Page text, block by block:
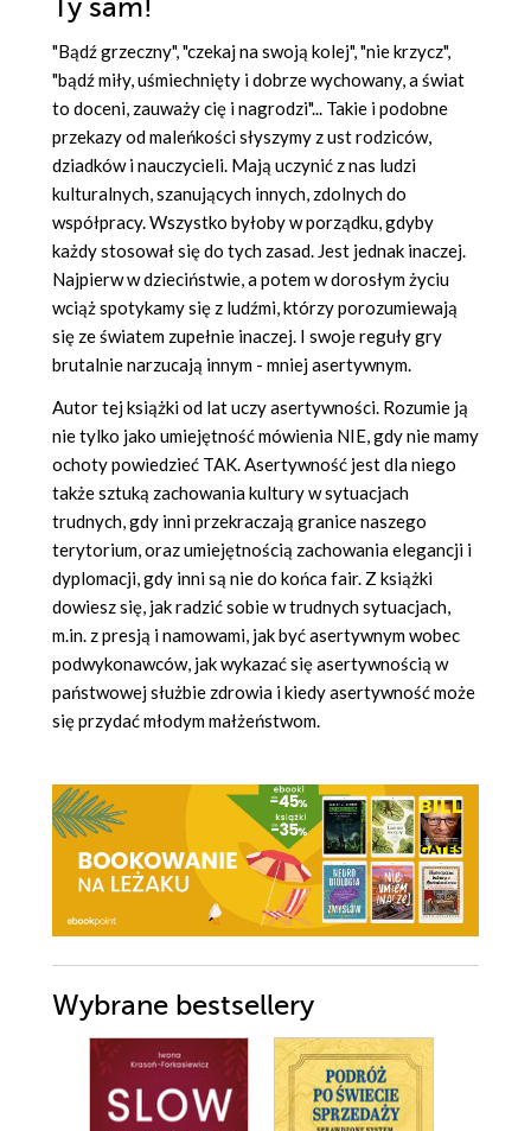
Ty sam!
"Bądź grzeczny", "czekaj na swoją kolej", "nie krzycz",
"bądź miły, uśmiechnięty i dobrze wychowany, a świat
to doceni, zauważy cię i nagrodzi"... Takie i podobne
przekazy od maleńkości słyszymy z ust rodziców,
dziadków i nauczycieli. Mają uczynić z nas ludzi
kulturalnych, szanujących innych, zdolnych do
współpracy. Wszystko byłoby w porządku, gdyby
każdy stosował się do tych zasad. Jest jednak inaczej.
Najpierw w dzieciństwie, a potem w dorosłym życiu
wciąż spotykamy się z ludźmi, którzy porozumiewają
się ze światem zupełnie inaczej. I swoje reguły gry
brutalnie narzucają innym - mniej asertywnym.
Autor tej książki od lat uczy asertywności. Rozumie ją
nie tylko jako umiejętność mówienia NIE, gdy nie mamy
ochoty powiedzieć TAK. Asertywność jest dla niego
także sztuką zachowania kultury w sytuacjach
trudnych, gdy inni przekraczają granice naszego
terytorium, oraz umiejętnością zachowania elegancji i
dyplomacji, gdy inni są nie do końca fair. Z książki
dowiesz się, jak radzić sobie w trudnych sytuacjach,
m.in. z presją i namowami, jak być asertywnym wobec
podwykonawców, jak wykazać się asertywnością w
państwowej służbie zdrowia i kiedy asertywność może
się przydać młodym małżeństwom.
Wybrane bestsellery